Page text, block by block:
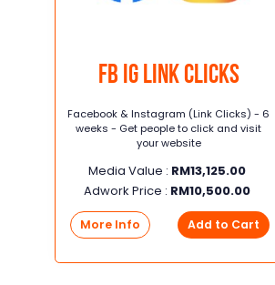
FB IG Link Clicks
Facebook & Instagram (Link Clicks) - 6
weeks - Get people to click and visit
your website
Media Value : RM13,125.00
Adwork Price : RM10,500.00
More Info Add to Cart